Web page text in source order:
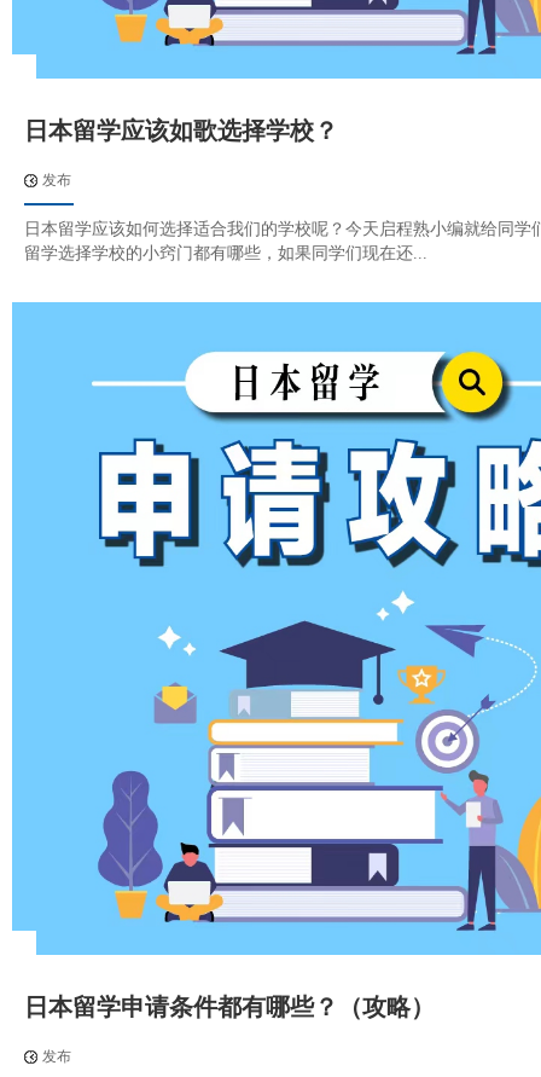
日本留学应该如歌选择学校？
发布
日本留学应该如何选择适合我们的学校呢？今天启程熟小编就给同学
留学选择学校的小窍门都有哪些，如果同学们现在还...
日本留学申请条件都有哪些？（攻略）
发布